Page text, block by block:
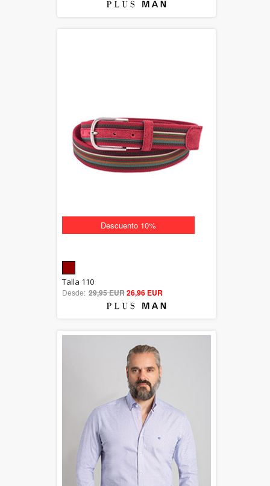
Descuento 10%
out of 5
Talla 110
Desde: 29,95 EUR26,96 EUR